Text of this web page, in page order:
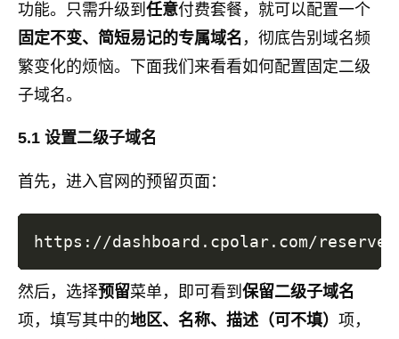
功能。只需升级到 任意付费套餐，就可以配置一个
固定不变、简短易记的专属域名 ，彻底告别域名频
繁变化的烦恼。下面我们来看看如何配置固定二级
子域名。
5.1 设置二级子域名
首先，进入官网的预留页面：
然后，选择预留菜单，即可看到 保留二级子域名
项，填写其中的地区、名称、描述（可不填） 项，